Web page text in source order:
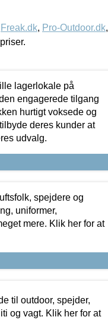
, Pro-Outdoor.dk,
lagerlokale på
engagerede tilgang
hurtigt voksede og
deres kunder at
udvalg.
spejdere og
uniformer,
mere. Klik her for at
til outdoor, spejder,
og vagt. Klik her for at